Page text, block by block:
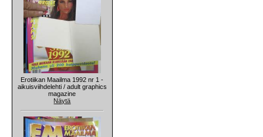
Erotiikan Maailma 1992 nr 1 -
aikuisviihdelehti / adult graphics
magazine
Näytä